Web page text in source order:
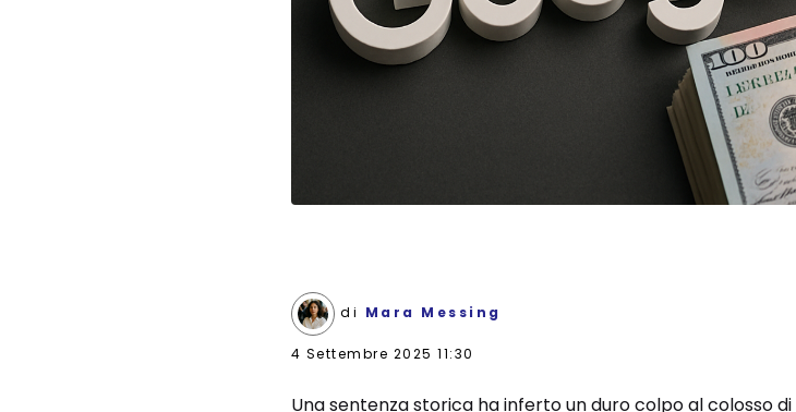
di Mara Messing
4 Settembre 2025 11:30
Una sentenza storica ha inferto un duro colpo al colosso di